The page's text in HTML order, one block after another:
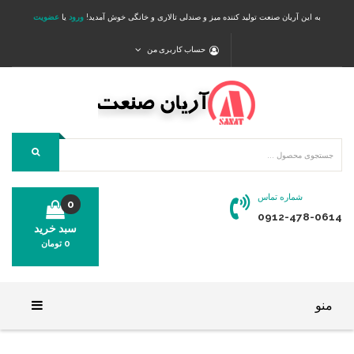
به این آریان صنعت تولید کننده میز و صندلی تالاری و خانگی خوش آمدید! ورود یا عضویت
حساب کاربری من
شماره تماس
0912-478-0614
سبد خرید
0
0 تومان
منو